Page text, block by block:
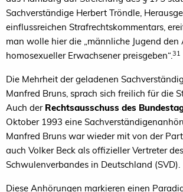
Sachverständige Herbert Tröndle,
einflussreichen Strafrechtskommentars,
man wolle hier die „männliche Jugend
homosexueller Erwachsener preisgeben“.31
Die Mehrheit der geladenen
Manfred Bruns, sprach sich freilich für die
Auch der Rechtsausschuss des
Oktober 1993 eine
Manfred Bruns war wieder mit von der
auch Volker Beck als offizieller Vertreter des
Schwulenverbandes in Deutschland (SVD).
Diese Anhörungen markieren einen